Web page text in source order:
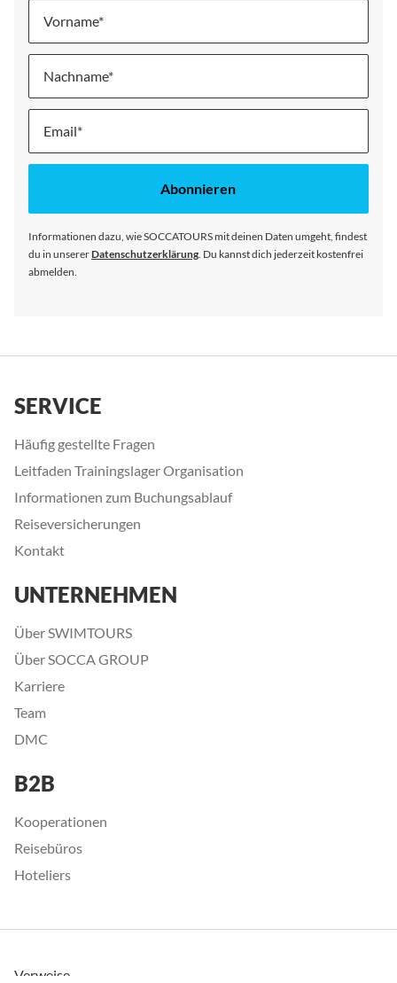
Vorname
Nachname
Melde
für
Abonnieren
Informationen dazu, wie SOCCATOURS mit deinen Daten umgeht, findest
du in unsererDatenschutzerklärung . Du kannst dich jederzeit kostenfrei
abmelden.
SERVICE
Häufig gestellte Fragen
Leitfaden Trainingslager Organisation
Informationen zum Buchungsablauf
Reiseversicherungen
Kontakt
UNTERNEHMEN
Über SWIMTOURS
Über SOCCA GROUP
Karriere
Team
DMC
B2B
Kooperationen
Reisebüros
Hoteliers
Verweise